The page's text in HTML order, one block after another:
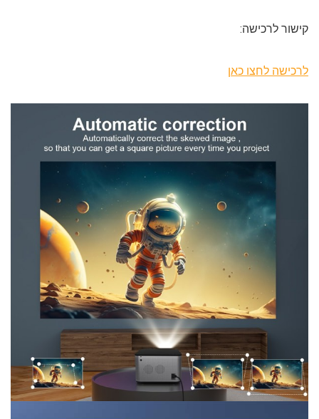
קישור לרכישה:
לרכישה לחצו כאן